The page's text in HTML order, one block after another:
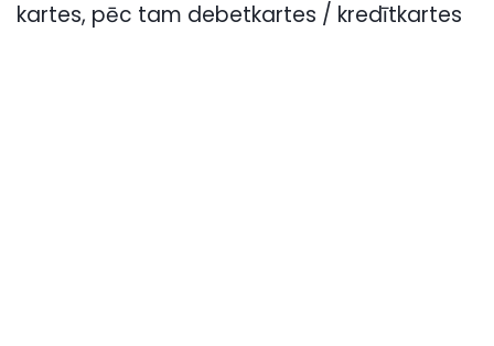
kartes, pēc tam debetkartes / kredītkartes